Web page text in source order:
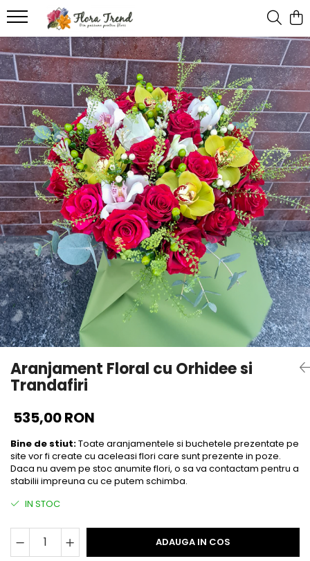
Aranjament Floral cu Orhidee si
Trandafiri
535,00 RON
Bine de stiut:Toate aranjamentele si buchetele prezentate pe
site vor fi create cu aceleasi flori care sunt prezente in poze.
Daca nu avem pe stoc anumite flori, o sa va contactam pentru a
stabilii impreuna cu ce putem schimba.
IN STOC
ADAUGA IN COS